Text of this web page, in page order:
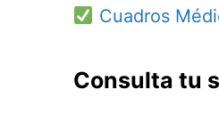
Cuadros
Consulta tu